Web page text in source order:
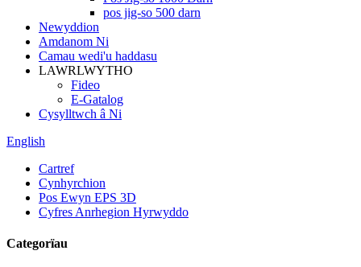
pos jig-so 500 darn
Newyddion
Amdanom Ni
Camau wedi'u haddasu
LAWRLWYTHO
Fideo
E-Gatalog
Cysylltwch â Ni
English
Cartref
Cynhyrchion
Pos Ewyn EPS 3D
Cyfres Anrhegion Hyrwyddo
Categorïau